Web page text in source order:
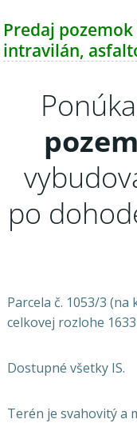
Predaj
intravilán,
po
Parcela č. 1053/3
celkovej rozlohe
Dostupné všetky IS.
Terén je svahovitý a